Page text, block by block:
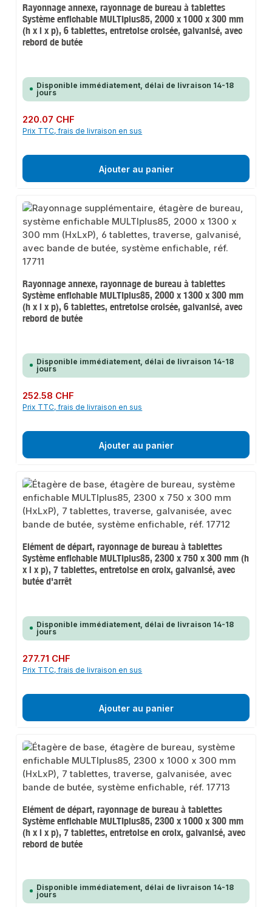
Rayonnage annexe, rayonnage de bureau à tablettes
Système enfichable MULTIplus85, 2000 x 1000 x 300 mm
(h x l x p), 6 tablettes, entretoise croisée, galvanisé, avec
rebord de butée
Disponible immédiatement, délai de livraison 14-18
jours
Prix régulier :
220.07 CHF
Prix TTC, frais de livraison en sus
Ajouter au panier
Rayonnage annexe, rayonnage de bureau à tablettes
Système enfichable MULTIplus85, 2000 x 1300 x 300 mm
(h x l x p), 6 tablettes, entretoise croisée, galvanisé, avec
rebord de butée
Disponible immédiatement, délai de livraison 14-18
jours
Prix régulier :
252.58 CHF
Prix TTC, frais de livraison en sus
Ajouter au panier
Elément de départ, rayonnage de bureau à tablettes
Système enfichable MULTIplus85, 2300 x 750 x 300 mm (h
x l x p), 7 tablettes, entretoise en croix, galvanisé, avec
butée d'arrêt
Disponible immédiatement, délai de livraison 14-18
jours
Prix régulier :
277.71 CHF
Prix TTC, frais de livraison en sus
Ajouter au panier
Elément de départ, rayonnage de bureau à tablettes
Système enfichable MULTIplus85, 2300 x 1000 x 300 mm
(h x l x p), 7 tablettes, entretoise en croix, galvanisé, avec
rebord de butée
Disponible immédiatement, délai de livraison 14-18
jours